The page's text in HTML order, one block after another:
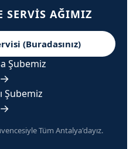
SERVIS AĞIMIZ
(Buradasınız)
Şubemiz
→
Şubemiz
→
Tüm Antalya'dayız.